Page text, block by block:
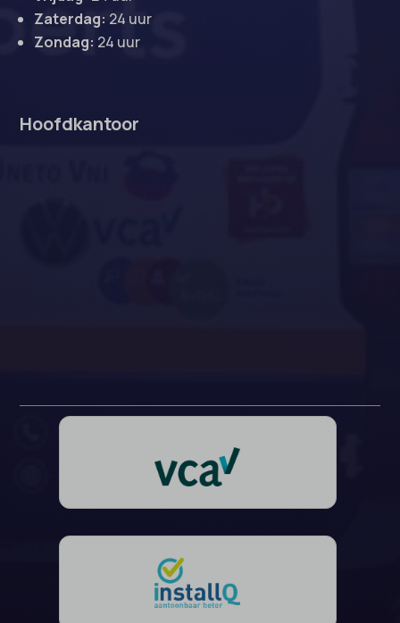
Zaterdag: 24 uur
Zondag: 24 uur
Hoofdkantoor